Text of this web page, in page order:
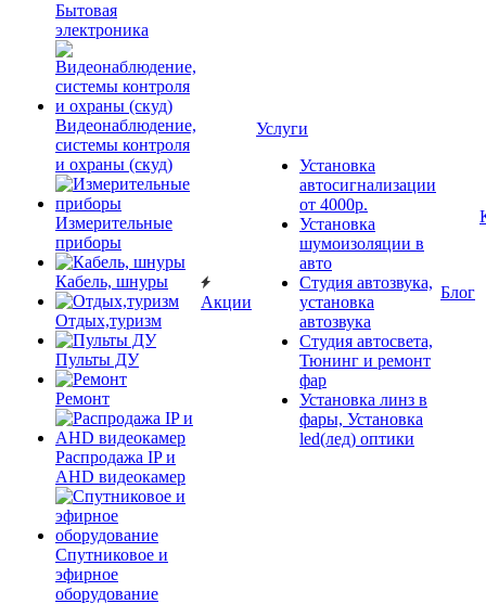
Бытовая
электроника
Видеонаблюдение,
системы контроля
и охраны (скуд)
Измерительные
приборы
Кабель, шнуры
Отдых,туризм
Пульты ДУ
Ремонт
Распродажа IP и
AHD видеокамер
Спутниковое и
эфирное
оборудование
Акции
Услуги
Установка
автосигнализации
от 4000р.
Установка
шумоизоляции в
авто
Студия автозвука,
установка
автозвука
Студия автосвета,
Тюнинг и ремонт
фар
Установка линз в
фары, Установка
led(лед) оптики
Блог